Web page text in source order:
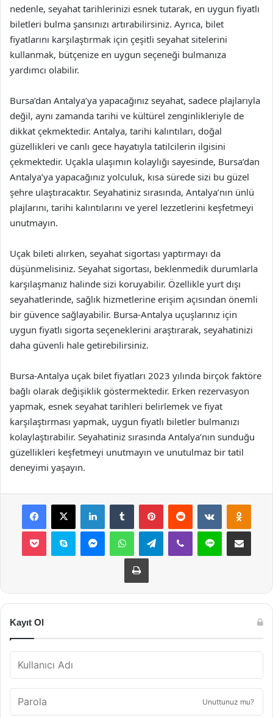
nedenle, seyahat tarihlerinizi esnek tutarak, en uygun fiyatlı
biletleri bulma şansınızı artırabilirsiniz. Ayrıca, bilet
fiyatlarını karşılaştırmak için çeşitli seyahat sitelerini
kullanmak, bütçenize en uygun seçeneği bulmanıza
yardımcı olabilir.
Bursa’dan Antalya’ya yapacağınız seyahat, sadece plajlarıyla
değil, aynı zamanda tarihi ve kültürel zenginlikleriyle de
dikkat çekmektedir. Antalya, tarihi kalıntıları, doğal
güzellikleri ve canlı gece hayatıyla tatilcilerin ilgisini
çekmektedir. Uçakla ulaşımın kolaylığı sayesinde, Bursa’dan
Antalya’ya yapacağınız yolculuk, kısa sürede sizi bu güzel
şehre ulaştıracaktır. Seyahatiniz sırasında, Antalya’nın ünlü
plajlarını, tarihi kalıntılarını ve yerel lezzetlerini keşfetmeyi
unutmayın.
Uçak bileti alırken, seyahat sigortası yaptırmayı da
düşünmelisiniz. Seyahat sigortası, beklenmedik durumlarla
karşılaşmanız halinde sizi koruyabilir. Özellikle yurt dışı
seyahatlerinde, sağlık hizmetlerine erişim açısından önemli
bir güvence sağlayabilir. Bursa-Antalya uçuşlarınız için
uygun fiyatlı sigorta seçeneklerini araştırarak, seyahatinizi
daha güvenli hale getirebilirsiniz.
Bursa-Antalya uçak bilet fiyatları 2023 yılında birçok faktöre
bağlı olarak değişiklik göstermektedir. Erken rezervasyon
yapmak, esnek seyahat tarihleri belirlemek ve fiyat
karşılaştırması yapmak, uygun fiyatlı biletler bulmanızı
kolaylaştırabilir. Seyahatiniz sırasında Antalya’nın sunduğu
güzellikleri keşfetmeyi unutmayın ve unutulmaz bir tatil
deneyimi yaşayın.
Facebook
X LinkedInTumblr PinterestReddit VKontakte
Pocket Skype MessengerWhatsAppTelegramViber Line E-Posta ile
Yazdır
Kayıt Ol
Unuttunuz mu?